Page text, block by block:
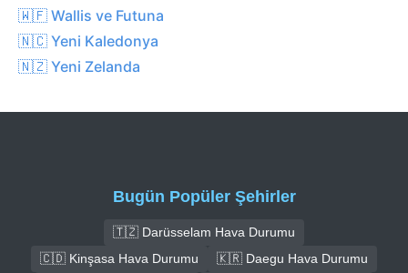
🇼🇫 Wallis ve Futuna
🇳🇨 Yeni Kaledonya
🇳🇿 Yeni Zelanda
Bugün Popüler Şehirler
🇹🇿 Darüsselam Hava Durumu
🇨🇩 Kinşasa Hava Durumu
🇰🇷 Daegu Hava Durumu